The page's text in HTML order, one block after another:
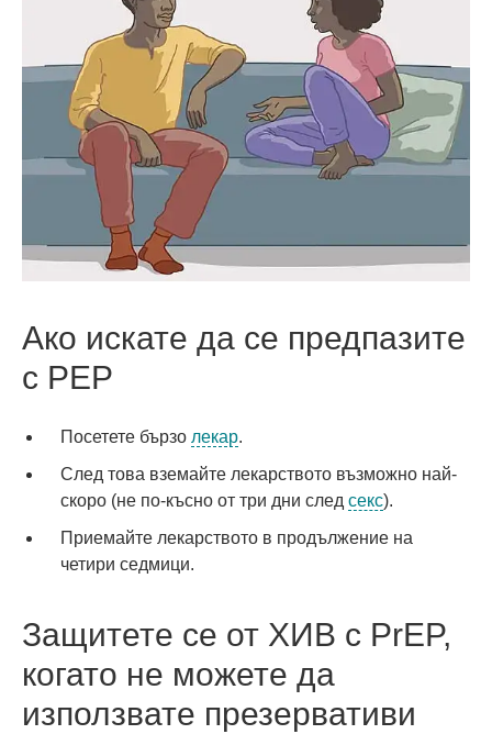
Ако искате да се предпазите
с PEP
Посетете бързо лекар.
След това вземайте лекарството възможно най-
скоро (не по-късно от три дни след секс).
Приемайте лекарството в продължение на
четири седмици.
Защитете се от ХИВ с PrEP,
когато не можете да
използвате презервативи